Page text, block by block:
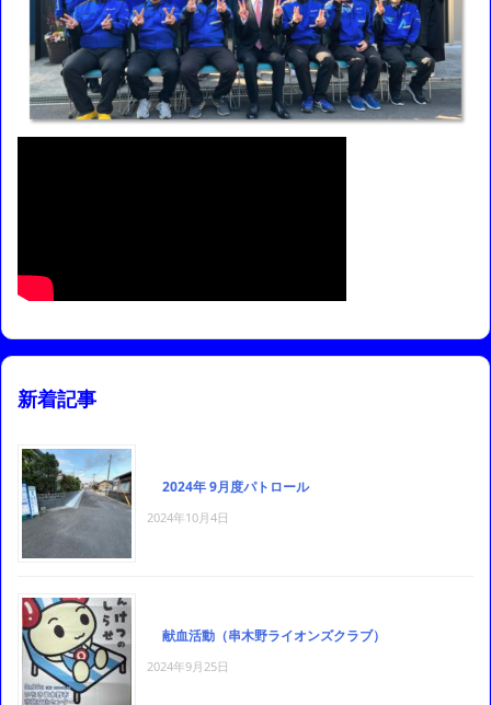
新着記事
2024年 9月度パトロール
2024年10月4日
献血活動（串木野ライオンズクラブ）
2024年9月25日